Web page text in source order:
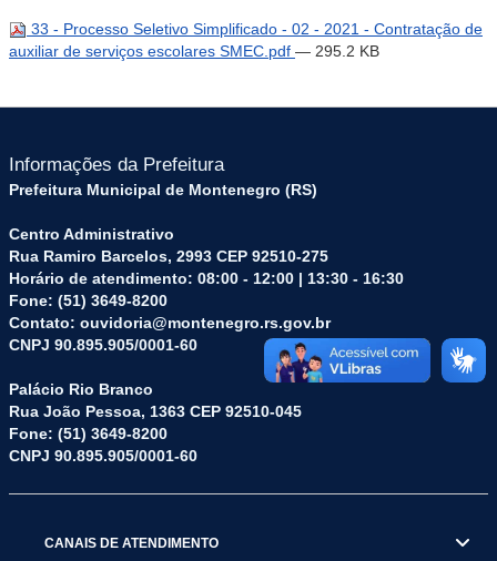
33 - Processo Seletivo Simplificado - 02 - 2021 - Contratação de
auxiliar de serviços escolares SMEC.pdf — 295.2 KB
Informações da Prefeitura
Prefeitura Municipal de Montenegro (RS)
Centro Administrativo
Rua Ramiro Barcelos, 2993 CEP 92510-275
Horário de atendimento: 08:00 - 12:00 | 13:30 - 16:30
Fone: (51) 3649-8200
Contato: ouvidoria@montenegro.rs.gov.br
CNPJ 90.895.905/0001-60
Palácio Rio Branco
Rua João Pessoa, 1363 CEP 92510-045
Fone: (51) 3649-8200
CNPJ 90.895.905/0001-60
CANAIS DE ATENDIMENTO